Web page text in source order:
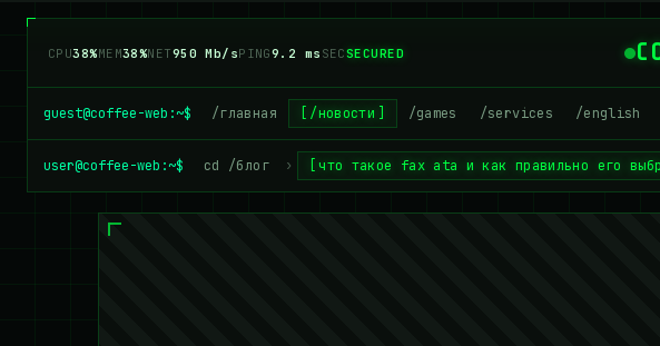
CPU36%MEM36%NET961 Mb/sPING9.2 ms SECSECURED
guest@coffee-web:~$ /главная /новости /games /services /english
user@coffee-web:~$ cd /блог › что такое fax ata и как правильно его